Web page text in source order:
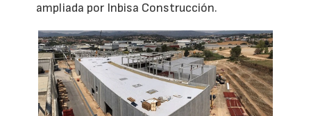
ampliada por Inbisa Construcción.